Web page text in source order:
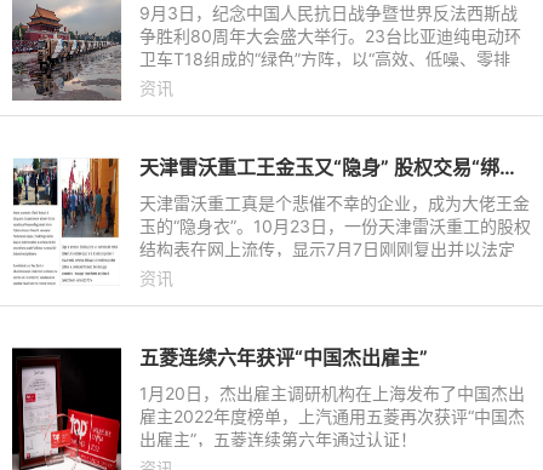
9月3日，纪念中国人民抗日战争暨世界反法西斯战
争胜利80周年大会盛大举行。23台比亚迪纯电动环
卫车T18组成的“绿色”方阵，以“高效、低噪、零排
放”的卓越表现，完成正式受阅方阵前的路面环卫保
资讯
天津雷沃重工王金玉又“隐身” 股权交易“绑架”国投基金
天津雷沃重工真是个悲催不幸的企业，成为大佬王金
玉的“隐身衣”。10月23日，一份天津雷沃重工的股权
结构表在网上流传，显示7月7日刚刚复出并以法定
代表人身份掌权天津雷沃的王金玉，又交出雷沃控股
资讯
五菱连续六年获评“中国杰出雇主”
1月20日，杰出雇主调研机构在上海发布了中国杰出
雇主2022年度榜单，上汽通用五菱再次获评“中国杰
出雇主”，五菱连续第六年通过认证！